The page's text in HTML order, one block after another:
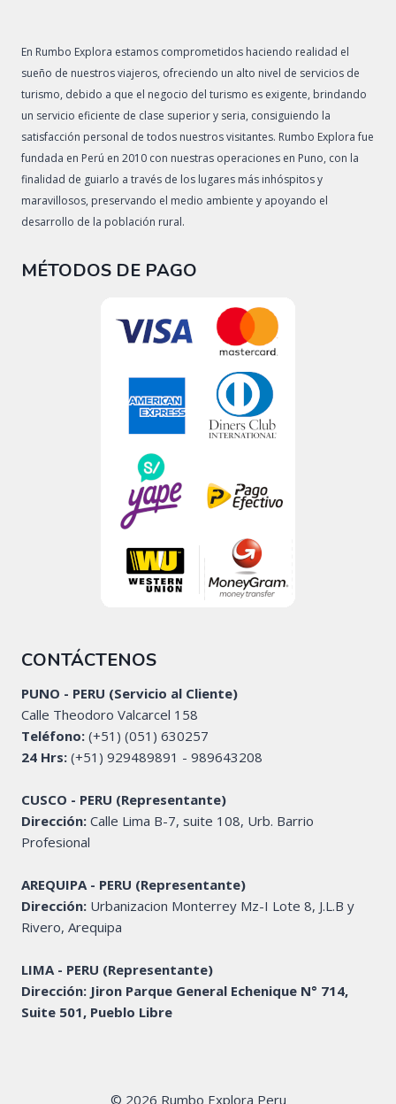
En Rumbo Explora estamos comprometidos haciendo realidad el
sueño de nuestros viajeros, ofreciendo un alto nivel de servicios de
turismo, debido a que el negocio del turismo es exigente, brindando
un servicio eficiente de clase superior y seria, consiguiendo la
satisfacción personal de todos nuestros visitantes. Rumbo Explora fue
fundada en Perú en 2010 con nuestras operaciones en Puno, con la
finalidad de guiarlo a través de los lugares más inhóspitos y
maravillosos, preservando el medio ambiente y apoyando el
desarrollo de la población rural.
MÉTODOS DE PAGO
CONTÁCTENOS
PUNO - PERU (Servicio al Cliente)
Calle Theodoro Valcarcel 158
Teléfono: (+51) (051) 630257
24 Hrs: (+51) 929489891 - 989643208
CUSCO - PERU (Representante)
Dirección: Calle Lima B-7, suite 108, Urb. Barrio
Profesional
AREQUIPA - PERU (Representante)
Dirección: Urbanizacion Monterrey Mz-I Lote 8, J.L.B y
Rivero, Arequipa
LIMA - PERU (Representante)
Dirección: Jiron Parque General Echenique N° 714,
Suite 501, Pueblo Libre
© 2026 Rumbo Explora Peru